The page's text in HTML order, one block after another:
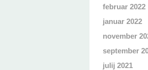
februar 2022
januar 2022
november
september
julij 2021